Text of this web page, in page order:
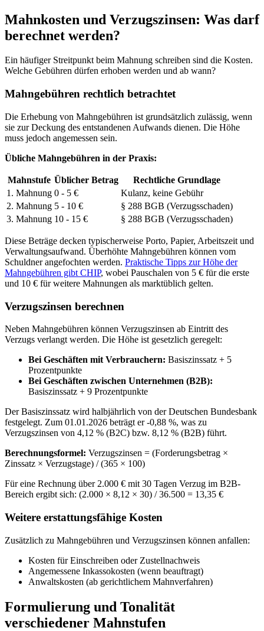
Mahnkosten und Verzugszinsen: Was darf
berechnet werden?
Ein häufiger Streitpunkt beim Mahnung schreiben sind die Kosten.
Welche Gebühren dürfen erhoben werden und ab wann?
Mahngebühren rechtlich betrachtet
Die Erhebung von Mahngebühren ist grundsätzlich zulässig, wenn
sie zur Deckung des entstandenen Aufwands dienen. Die Höhe
muss jedoch angemessen sein.
Übliche Mahngebühren in der Praxis:
Mahnstufe Üblicher Betrag
Rechtliche Grundlage
1. Mahnung 0 - 5 €
Kulanz, keine Gebühr
2. Mahnung 5 - 10 €
§ 288 BGB (Verzugsschaden)
3. Mahnung 10 - 15 € § 288 BGB (Verzugsschaden)
Diese Beträge decken typischerweise Porto, Papier, Arbeitszeit und
Verwaltungsaufwand. Überhöhte Mahngebühren können vom
Schuldner angefochten werden. Praktische Tipps zur Höhe der
Mahngebühren gibt CHIP, wobei Pauschalen von 5 € für die erste
und 10 € für weitere Mahnungen als marktüblich gelten.
Verzugszinsen berechnen
Neben Mahngebühren können Verzugszinsen ab Eintritt des
Verzugs verlangt werden. Die Höhe ist gesetzlich geregelt:
Bei Geschäften mit Verbrauchern: Basiszinssatz + 5
Prozentpunkte
Bei Geschäften zwischen Unternehmen (B2B):
Basiszinssatz + 9 Prozentpunkte
Der Basiszinssatz wird halbjährlich von der Deutschen Bundesbank
festgelegt. Zum 01.01.2026 beträgt er -0,88 %, was zu
Verzugszinsen von 4,12 % (B2C) bzw. 8,12 % (B2B) führt.
Berechnungsformel: Verzugszinsen = (Forderungsbetrag ×
Zinssatz × Verzugstage) / (365 × 100)
Für eine Rechnung über 2.000 € mit 30 Tagen Verzug im B2B-
Bereich ergibt sich: (2.000 × 8,12 × 30) / 36.500 = 13,35 €
Weitere erstattungsfähige Kosten
Zusätzlich zu Mahngebühren und Verzugszinsen können anfallen:
Kosten für Einschreiben oder Zustellnachweis
Angemessene Inkassokosten (wenn beauftragt)
Anwaltskosten (ab gerichtlichem Mahnverfahren)
Formulierung und Tonalität
verschiedener Mahnstufen